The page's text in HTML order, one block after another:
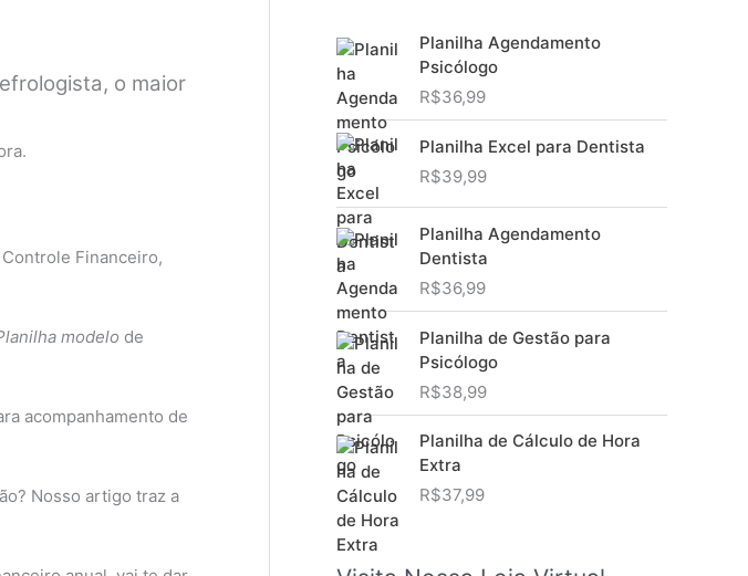
o maior
Controle Financeiro,
modelo de
acompanhamento de
Nosso artigo traz a
Planilha Agendamento
Psicólogo
R$36,99
Planilha Excel para Dentista
R$39,99
Planilha Agendamento
Dentista
R$36,99
Planilha de Gestão para
Psicólogo
R$38,99
Planilha de Cálculo de Hora
Extra
R$37,99